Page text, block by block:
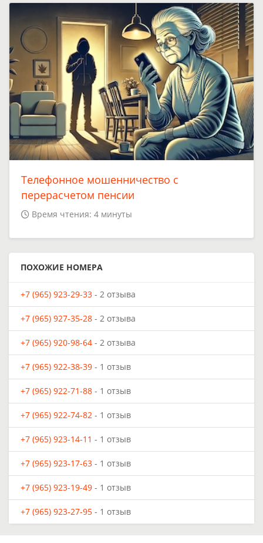
Телефонное мошенничество с
перерасчетом пенсии
Время чтения: 4 минуты
ПОХОЖИЕ НОМЕРА
+7 (965) 923-29-33 - 2 отзыва
+7 (965) 927-35-28 - 2 отзыва
+7 (965) 920-98-64 - 2 отзыва
+7 (965) 922-38-39 - 1 отзыв
+7 (965) 922-71-88 - 1 отзыв
+7 (965) 922-74-82 - 1 отзыв
+7 (965) 923-14-11 - 1 отзыв
+7 (965) 923-17-63 - 1 отзыв
+7 (965) 923-19-49 - 1 отзыв
+7 (965) 923-27-95 - 1 отзыв